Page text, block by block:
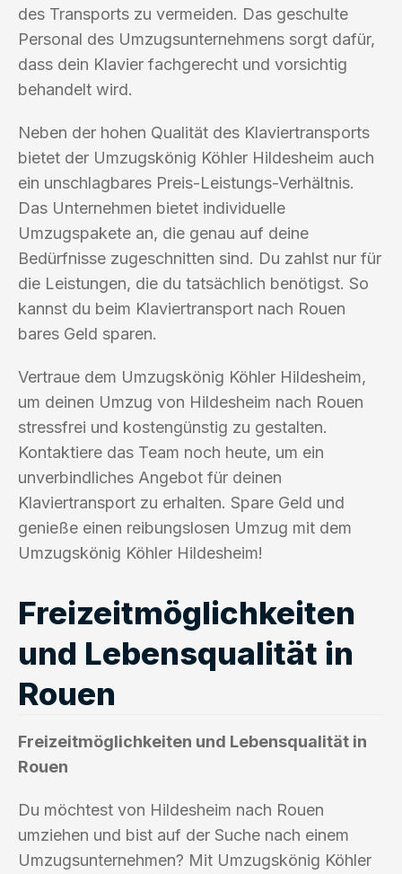
des Transports zu vermeiden. Das geschulte
Personal des Umzugsunternehmens sorgt dafür,
dass dein Klavier fachgerecht und vorsichtig
behandelt wird.
Neben der hohen Qualität des Klaviertransports
bietet der Umzugskönig Köhler Hildesheim auch
ein unschlagbares Preis-Leistungs-Verhältnis.
Das Unternehmen bietet individuelle
Umzugspakete an, die genau auf deine
Bedürfnisse zugeschnitten sind. Du zahlst nur für
die Leistungen, die du tatsächlich benötigst. So
kannst du beim Klaviertransport nach Rouen
bares Geld sparen.
Vertraue dem Umzugskönig Köhler Hildesheim,
um deinen Umzug von Hildesheim nach Rouen
stressfrei und kostengünstig zu gestalten.
Kontaktiere das Team noch heute, um ein
unverbindliches Angebot für deinen
Klaviertransport zu erhalten. Spare Geld und
genieße einen reibungslosen Umzug mit dem
Umzugskönig Köhler Hildesheim!
Freizeitmöglichkeiten
und Lebensqualität in
Rouen
Freizeitmöglichkeiten und Lebensqualität in
Rouen
Du möchtest von Hildesheim nach Rouen
umziehen und bist auf der Suche nach einem
Umzugsunternehmen? Mit Umzugskönig Köhler